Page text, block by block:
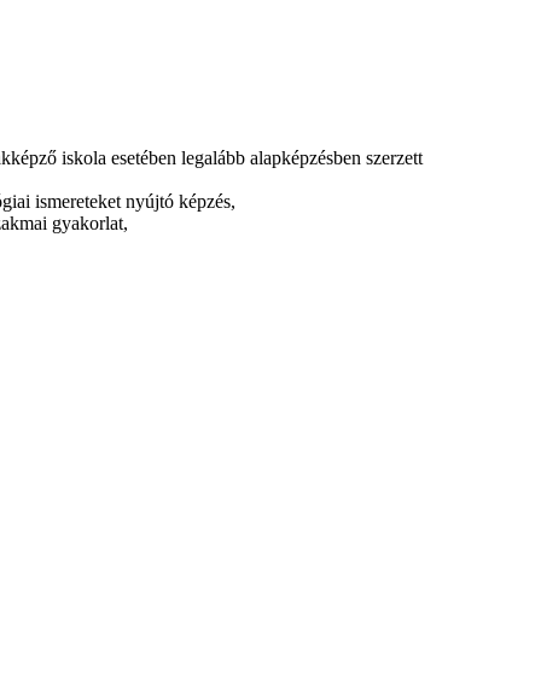
iskola esetében legalább alapképzésben szerzett
ismereteket nyújtó képzés,
gyakorlat,